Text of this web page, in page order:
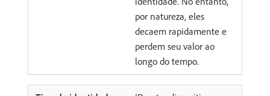
por natureza, eles
decaem rapidamente e
perdem seu valor ao
longo do tempo.